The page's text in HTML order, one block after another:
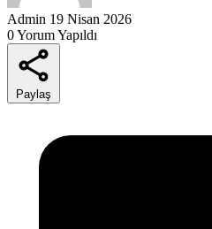
Admin 19 Nisan 2026
0 Yorum Yapıldı
Paylaş